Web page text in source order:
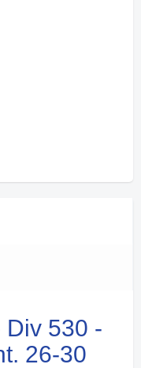
Div 530 -
26-30